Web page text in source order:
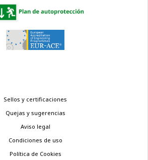
Sellos y certificaciones
Quejas y sugerencias
Aviso legal
Condiciones de uso
Política de Cookies